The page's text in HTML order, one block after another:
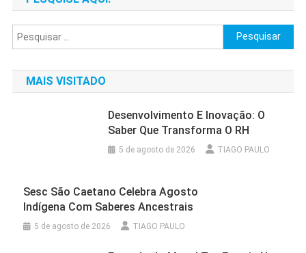
Pesquisar
por:
MAIS VISITADO
Desenvolvimento E Inovação: O
Saber Que Transforma O RH
5 de agosto de 2026 TIAGO PAULO
Sesc São Caetano Celebra Agosto
Indígena Com Saberes Ancestrais
5 de agosto de 2026 TIAGO PAULO